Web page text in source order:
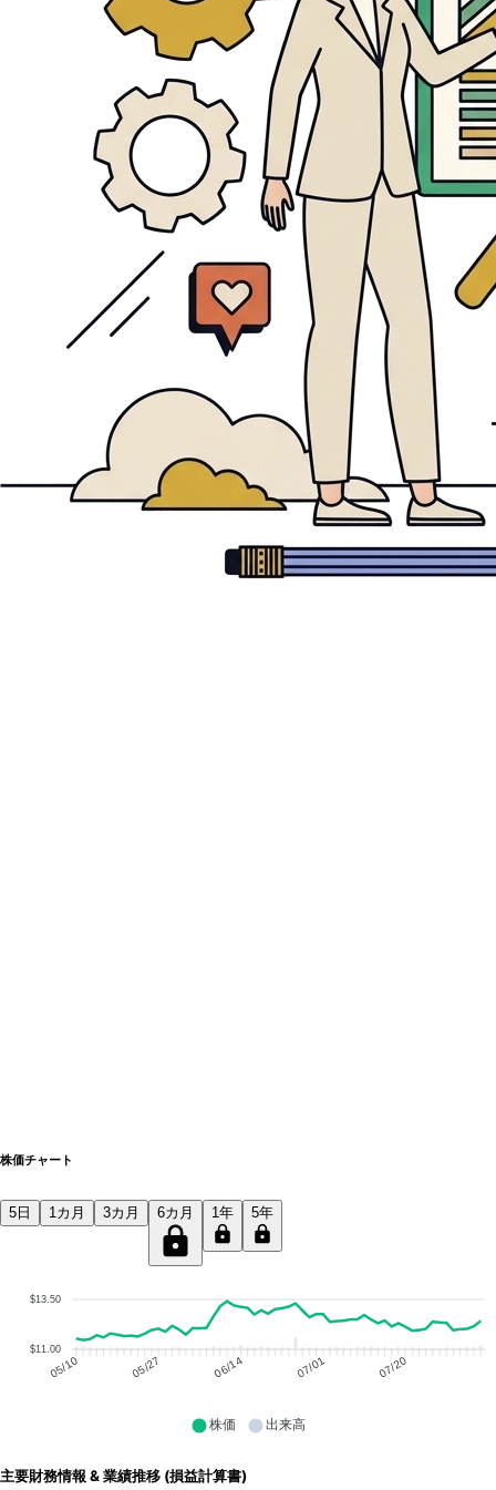
株価チャート
5日 1カ月 3カ月 6カ月 1年 5年
$13.50
$11.00
05/10 05/27 06/14 07/01 07/20
株価 出来高
主要財務情報 & 業績推移 (損益計算書)